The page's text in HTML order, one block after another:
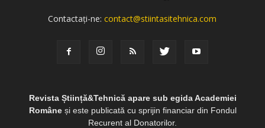
Contactați-ne:contact@stiintasitehnica.com
Revista Știință&Tehnică apare sub egida Academiei
Româneși este publicată cu sprijin financiar din Fondul
Recurent al Donatorilor.